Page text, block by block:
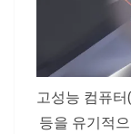
고성능 컴퓨
등을 유기적